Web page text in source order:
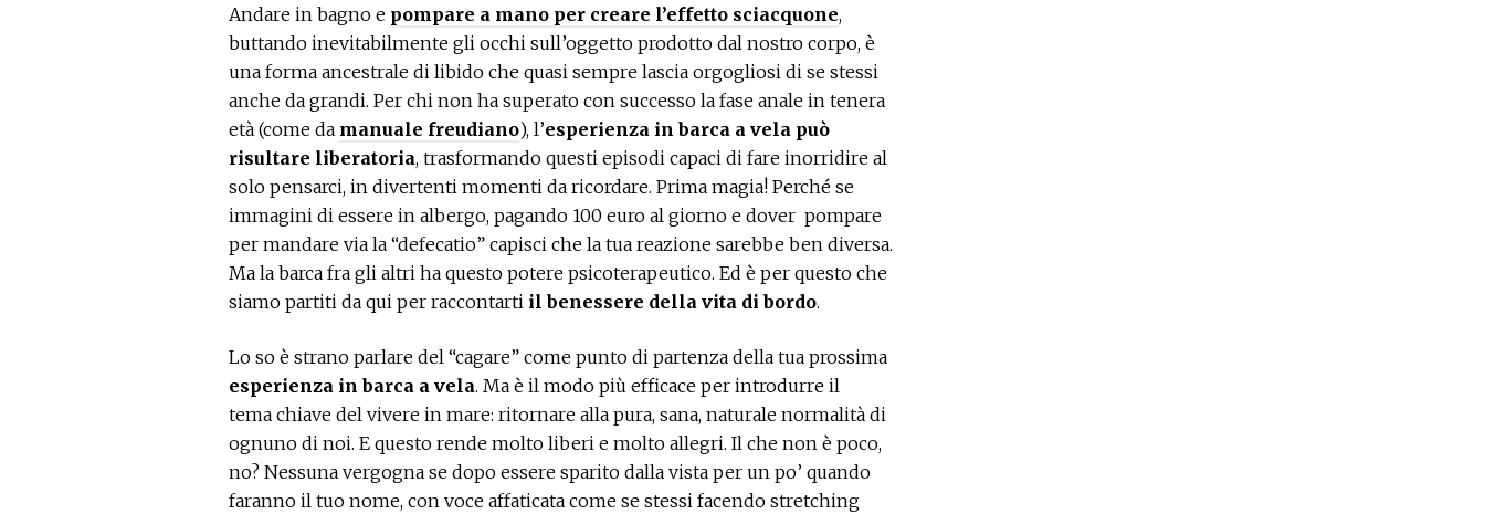
Andare in bagno e pompare a mano per creare l’effetto sciacquone,
buttando inevitabilmente gli occhi sull’oggetto prodotto dal nostro corpo, è
una forma ancestrale di libido che quasi sempre lascia orgogliosi di se stessi
anche da grandi. Per chi non ha superato con successo la fase anale in tenera
età (come da manuale freudiano), l’esperienza in barca a vela può
risultare liberatoria, trasformando questi episodi capaci di fare inorridire al
solo pensarci, in divertenti momenti da ricordare. Prima magia! Perché se
immagini di essere in albergo, pagando 100 euro al giorno e dover pompare
per mandare via la “defecatio” capisci che la tua reazione sarebbe ben diversa.
Ma la barca fra gli altri ha questo potere psicoterapeutico. Ed è per questo che
siamo partiti da qui per raccontarti il benessere della vita di bordo.
Lo so è strano parlare del “cagare” come punto di partenza della tua prossima
esperienza in barca a vela. Ma è il modo più efficace per introdurre il
tema chiave del vivere in mare: ritornare alla pura, sana, naturale normalità di
ognuno di noi. E questo rende molto liberi e molto allegri. Il che non è poco,
no? Nessuna vergogna se dopo essere sparito dalla vista per un po’ quando
faranno il tuo nome, con voce affaticata come se stessi facendo stretching